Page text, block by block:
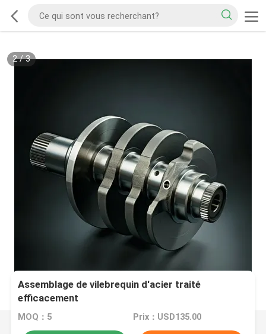
2/3
Assemblage de vilebrequin d'acier traité
efficacement
MOQ：5 Prix：USD135.00